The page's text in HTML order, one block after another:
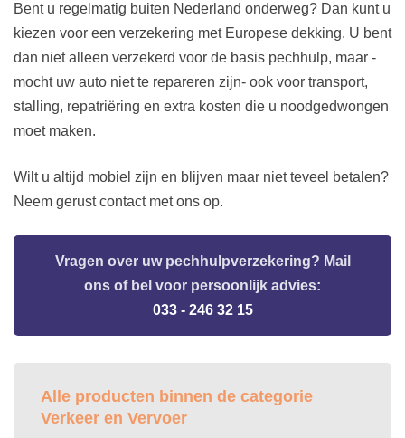
Bent u regelmatig buiten Nederland onderweg? Dan kunt u
kiezen voor een verzekering met Europese dekking. U bent
dan niet alleen verzekerd voor de basis pechhulp, maar -
mocht uw auto niet te repareren zijn- ook voor transport,
stalling, repatriëring en extra kosten die u noodgedwongen
moet maken.
Wilt u altijd mobiel zijn en blijven maar niet teveel betalen?
Neem gerust contact met ons op.
Vragen over uw pechhulpverzekering? Mail
ons of bel voor persoonlijk advies:
033 - 246 32 15
Alle producten binnen de categorie
Verkeer en Vervoer